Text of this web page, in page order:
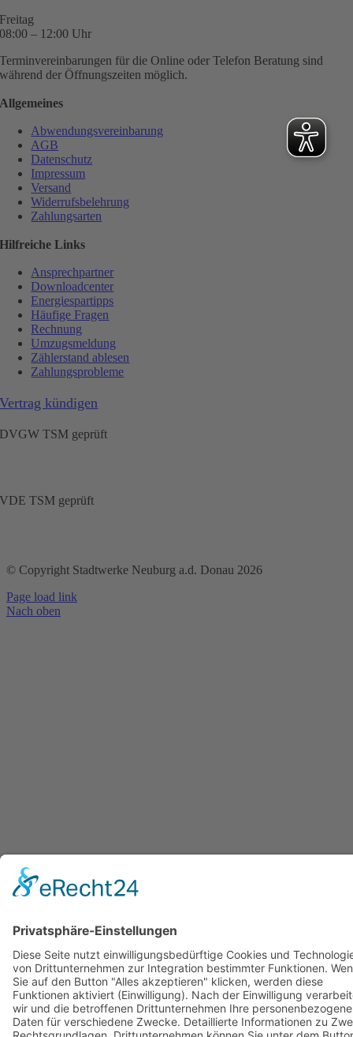
Freitag
08:00 – 12:00 Uhr
Terminvereinbarungen für die Online oder Telefon Beratung sind
während der Öffnungszeiten möglich.
Allgemeines
Abwendungsvereinbarung
AGB
Datenschutz
Impressum
Versand
Widerrufsbelehrung
Zahlungsarten
Hilfreiche Links
Ansprechpartner
Downloadcenter
Energiespartipps
Häufige Fragen
Rechnung
Umzugsmeldung
Zählerstand ablesen
Zahlungsprobleme
Vertrag kündigen
DVGW TSM geprüft
VDE TSM geprüft
© Copyright Stadtwerke Neuburg a.d. Donau 2026
Page load link
Nach oben